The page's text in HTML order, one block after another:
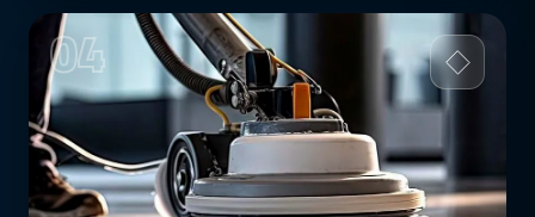
04